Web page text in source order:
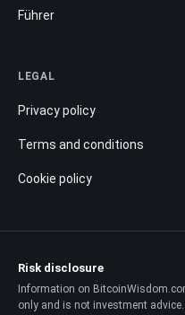
Führer
LEGAL
Privacy policy
Terms and conditions
Cookie policy
Risk disclosure
Information on
only and is not investment